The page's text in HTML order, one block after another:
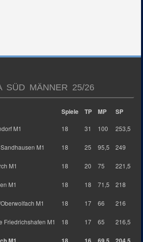
SÜD MÄNNER 25/26
Spiele TP MP SP
M1 18 31 100 253,5
M1 18 25 95,5 249
M1 18 20 75 221,5
M1 18 18 71,5 218
M1 18 17 66 216
Friedrichshafen M1 18 17 65 216,5